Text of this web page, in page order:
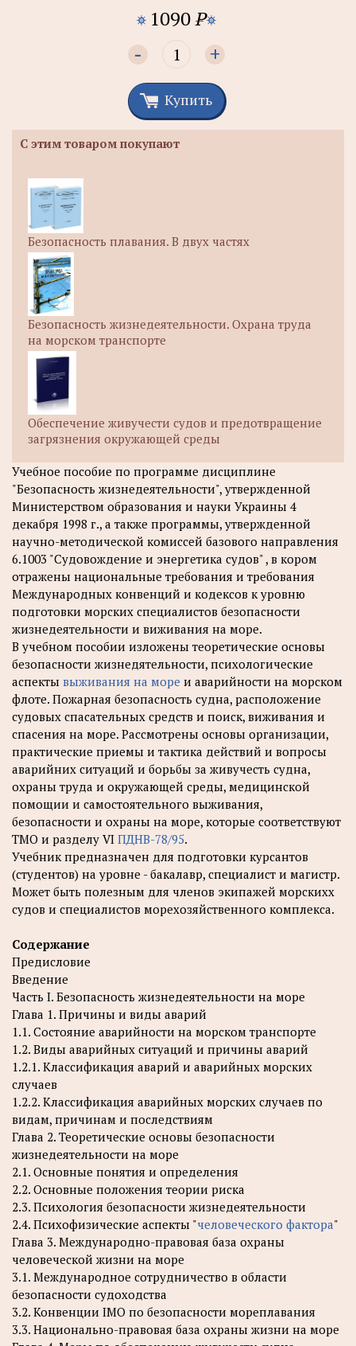
1090P
- +
Купить
С этим товаром покупают
Безопасность плавания. В двух частях
Безопасность жизнедеятельности. Охрана труда
на морском транспорте
Обеспечение живучести судов и предотвращение
загрязнения окружающей среды
Учебное пособие по программе дисциплине
"Безопасность жизнедеятельности", утвержденной
Министерством образования и науки Украины 4
декабря 1998 г., а также программы, утвержденной
научно-методической комиссей базового направления
6.1003 "Судовождение и энергетика судов" , в кором
отражены национальные требования и требования
Международных конвенций и кодексов к уровню
подготовки морских специалистов безопасности
жизнедеятельности и виживания на море.
В учебном пособии изложены теоретические основы
безопасности жизнедятельности, психологические
аспекты выживания на море и аварийности на морском
флоте. Пожарная безопасность судна, расположение
судовых спасательных средств и поиск, виживания и
спасения на море. Рассмотрены основы организации,
практические приемы и тактика действий и вопросы
аварийних ситуаций и борьбы за живучесть судна,
охраны труда и окружающей среды, медицинской
помощии и самостоятельного выживания,
безопасности и охраны на море, которые соответствуют
ТМО и разделу VI ПДНВ-78/95.
Учебник предназначен для подготовки курсантов
(студентов) на уровне - бакалавр, специалист и магистр.
Может быть полезным для членов экипажей морскихх
судов и специалистов морехозяйственного комплекса.
Содержание
Предисловие
Введение
Часть I. Безопасность жизнедеятельности на море
Глава 1. Причины и виды аварий
1.1. Состояние аварийности на морском транспорте
1.2. Виды аварийных ситуаций и причины аварий
1.2.1. Классификация аварий и аварийных морских
случаев
1.2.2. Классификация аварийных морских случаев по
видам, причинам и последствиям
Глава 2. Теоретические основы безопасности
жизнедеятельности на море
2.1. Основные понятия и определения
2.2. Основные положения теории риска
2.3. Психология безопасности жизнедеятельности
2.4. Психофизические аспекты "человеческого фактора"
Глава 3. Международно-правовая база охраны
человеческой жизни на море
3.1. Международное сотрудничество в области
безопасности судоходства
3.2. Конвенции IMO по безопасности мореплавания
3.3. Национально-правовая база охраны жизни на море